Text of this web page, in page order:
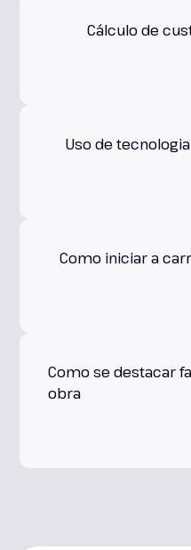
Cálculo de
Uso de
Como iniciar a
Como se destacar
obra